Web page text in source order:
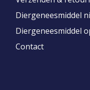
Diergeneesmiddel
Diergeneesmiddel
Contact